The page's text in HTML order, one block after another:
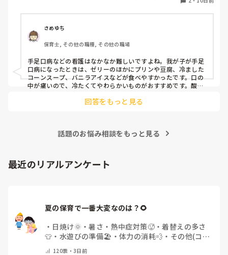
さめゆち
保育士, その他の職種, その他の職場
手足口病などの看護はなかなか難しいですよね。我が子が手足
口病になったときは、ゼリーのほかにプリンや豆腐、冷ました
コーンスープ、バニラアイスなどが食べやすかったです。口の
中が痛いので、冷たくてやわらかいものがおすすめです。酸味
た。水分も少しずつこまめに摂れると安心ですよ。
回答をもっと見る
話題のお悩み相談をもっと見る
最近のリアルアンケート
夏の保育で一番大変なのは？🌻
・ 日焼け🌞 ・暑さ・熱中症対策🥵・着替えの多さ
👕 ・ 水遊びの準備🏖️ ・ 体力の消耗💨 ・ その他(コメ
120票・3日前